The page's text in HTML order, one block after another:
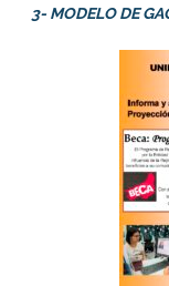
3- MODELO DE